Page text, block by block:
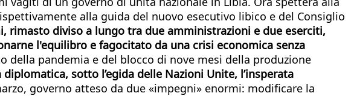
alla guida del nuovo esecutivo libico e del Consiglio
rimasto diviso a lungo tra due amministrazioni e due eserciti,
l'equilibro e fagocitato da una crisi economica senza
della pandemia e del blocco di nove mesi della produzione
sotto l’egida delle Nazioni Unite, l’insperata
governo atteso da due «impegni» enormi: modificare la